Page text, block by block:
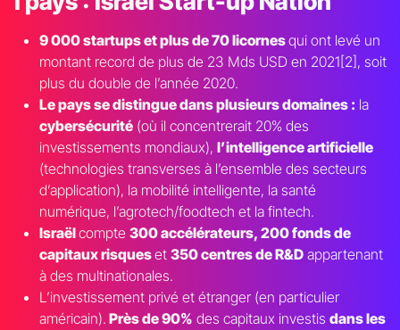
9 000 startups et plus de 70 licornesqui ont levé un
montant record de plus de 23 Mds USD en 2021[2], soit
plus du double de l’année 2020.
Le pays se distingue dans plusieurs domaines : la
cybersécurité (où il concentrerait 20% des
investissements mondiaux), l’intelligence artificielle
(technologies transverses à l’ensemble des secteurs
d’application), la mobilité intelligente, la santé
numérique, l’agrotech/foodtech et la fintech.
Israëlcompte 300 accélérateurs, 200 fonds de
capitaux risqueset 350 centres de R&D appartenant
à des multinationales.
L’investissement privé et étranger (en particulier
américain). Près de 90% des capitaux investis dans les